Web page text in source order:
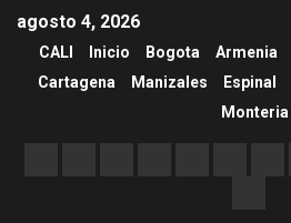
agosto 4, 2026
CALI Inicio Bogota Armenia
Cartagena
Manizales Espinal
Monteria